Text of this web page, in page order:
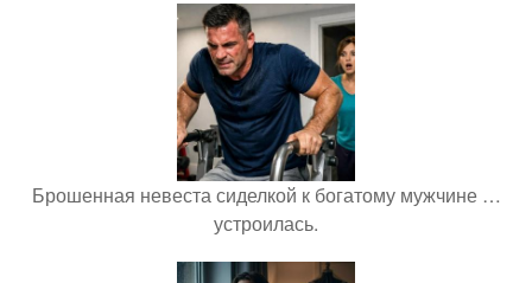
Брошенная невеста сиделкой к богатому мужчине …
устроилась.